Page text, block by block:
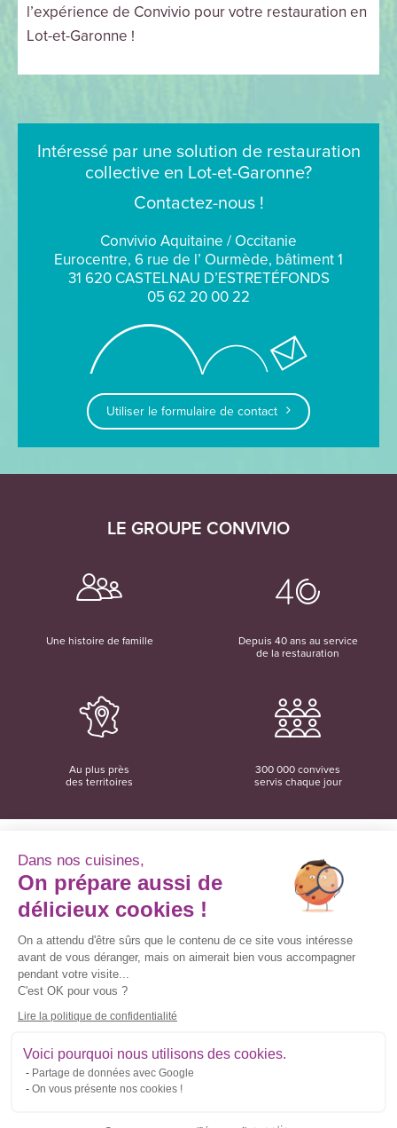
l’expérience de Convivio pour votre restauration en
Lot-et-Garonne !
Intéressé par une solution de restauration
collective en Lot-et-Garonne?
Contactez-nous !
Convivio Aquitaine / Occitanie
Eurocentre, 6 rue de l’ Ourmède, bâtiment 1
31 620 CASTELNAU D’ESTRETÉFONDS
05 62 20 00 22
Utiliser le formulaire de contact
LE GROUPE CONVIVIO
Une histoire de famille
Depuis 40 ans au service
de la restauration
Au plus près
des territoires
300 000 convives
servis chaque jour
Convivio
12 rue du Domaine
Convivio sur les réseaux sociaux
Inscrivez-vous à la newsletter
Courriel
*
Dans nos cuisines,
On prépare aussi de
délicieux cookies !
On a attendu d'être sûrs que le contenu de ce site vous intéresse
avant de vous déranger, mais on aimerait bien vous accompagner
pendant votre visite...
C'est OK pour vous ?
Lire la politique de confidentialité
Voici pourquoi nous utilisons des cookies.
Partage de données avec Google
On vous présente nos cookies !